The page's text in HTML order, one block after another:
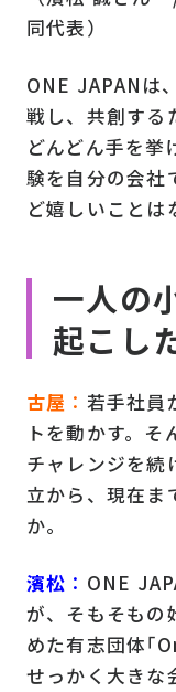
同代表）
ONE JAPANは
戦し、共創する
どんどん手を挙
験を自分の会社
ど嬉しいことは
一人の
起こし
古屋 ： 若手社員
トを動かす。
チャレンジを続
立から、現在ま
か。
濱松 ： ONE
が、そもそもの
めた有志団体｢
せっかく大きな